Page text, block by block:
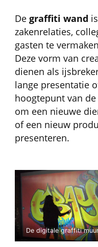
De graffiti wand
zakenrelaties,
gasten te
Deze vorm van
dienen als
lange presentatie
hoogtepunt van
om een nieuwe
of een nieuw
presenteren.
De digitale graffiti